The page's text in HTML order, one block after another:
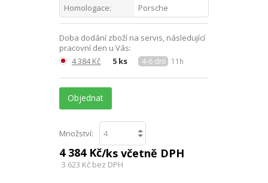
Homologace:
Porsche
Doba dodání zboží na servis, následující
pracovní den u Vás:
4 384 Kč
5 ks 4-6 dní 11h
Objednat
Množství:
4 384 Kč/ks včetně DPH
3 623 Kč bez DPH